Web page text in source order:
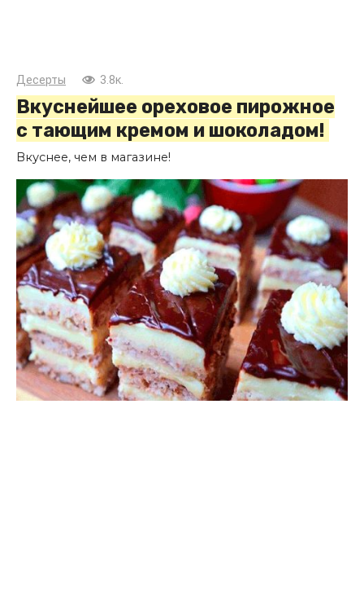
Десерты 3.8к.
Вкуснейшее ореховое пирожное
с тающим кремом и шоколадом!
Вкуснее, чем в магазине!